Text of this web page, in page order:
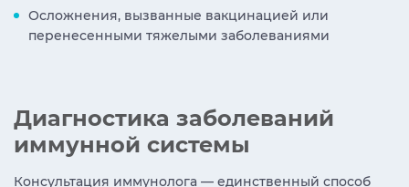
Осложнения, вызванные вакцинацией или
перенесенными тяжелыми заболеваниями
Диагностика заболеваний
иммунной системы
Консультация иммунолога — единственный способ